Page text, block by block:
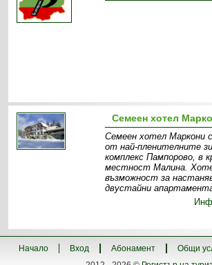
Семеен хотел
Семеен хотел Маркони
от най-пленителните
комплекс Пампорово, в
местност Малина.
възможност за
двустайни
Начало Вход Абонамент Общи